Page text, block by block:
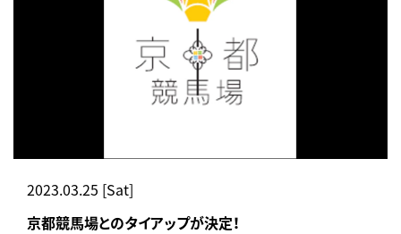
2023.03.25 [Sat]
京都競馬場とのタイアップが決定！